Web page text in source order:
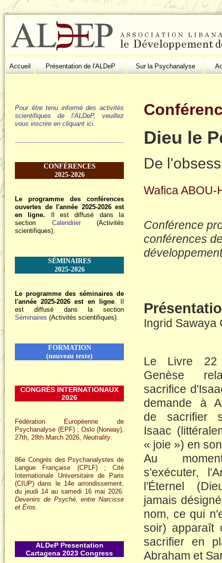
Accueil Présentation de l'ALDeP Sur la Psychanalyse
Pour être tenu informé des activités
scientifiques de l’ALDeP, veuillez
vous inscrire en cliquant ici.
CONFÉRENCES
2025-2026
Le programme des conférences
ouvertes de l'année 2025-2026 est
en ligne. Il est diffusé dans la
section Calendrier(Activités
scientifiques).
SÉMINAIRES
2025-2026
Le programme des séminaires de
l'année 2025-2026 est en ligne. Il
est diffusé dans la section
Séminaires (Activités scientifiques).
FORMATION
(nouveau texte)
CONGRÈS INTERNATIONAUX
2026
Fédération Européenne de
Psychanalyse (EPF) ; Oslo (Norway),
27th, 28th March 2026, Neutrality
86e Congrès des Psychanalystes de
Langue Française (CPLF) ; Cité
Internationale Universitaire de Paris
(CIUP) dans le 14e arrondissement,
du jeudi 14 au samedi 16 mai 2026.
Devenirs de Psyché, entre Narcisse
et Éros
ALDeP Presentation
Cartagena 2023 Congress
Dieu le
De
Wafica ABOU-
Conférence
conférences
Ingrid Sawaya
Le Livre
Genèse
sacrifice
demande à
de sacrifier
Isaac
« joie ») en
Au
s'exécuter,
l'Éternel
jamais
nom, ce qui
soir) apparaît
sacrifier en
Abraham et